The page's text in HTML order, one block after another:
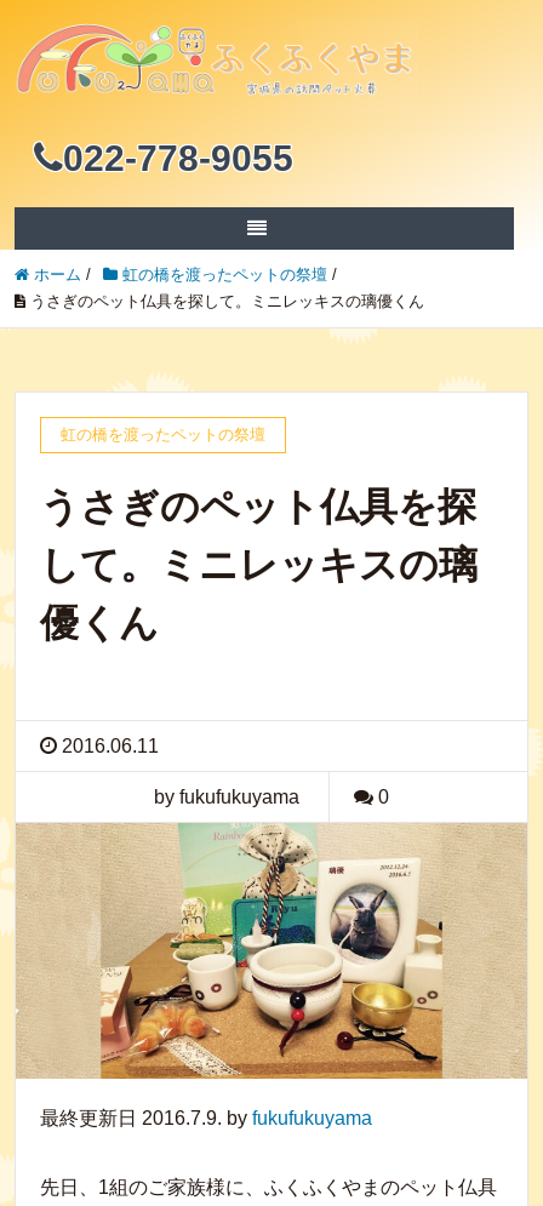
022-778-9055
ホーム / 虹の橋を渡ったペットの祭壇 /
うさぎのペット仏具を探して。ミニレッキスの璃優くん
虹の橋を渡ったペットの祭壇
うさぎのペット仏具を探
して。ミニレッキスの璃
優くん
2016.06.11
by fukufukuyama 0
最終更新日 2016.7.9. by fukufukuyama
先日、1組のご家族様に、ふくふくやまのペット仏具